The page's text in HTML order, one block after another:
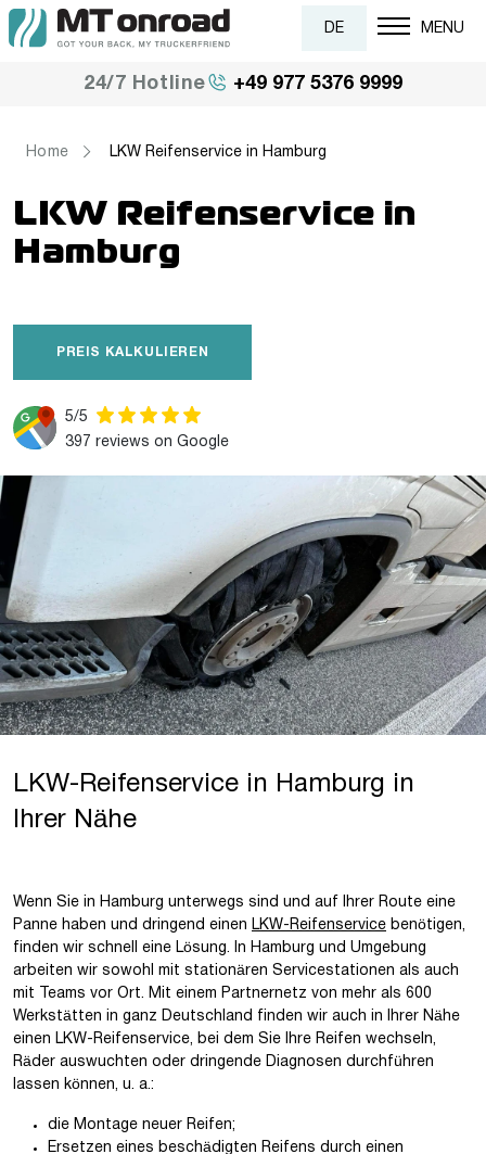
DE MENU
24/7 Hotline +49 977 5376 9999
Home LKW Reifenservice in Hamburg
LKW Reifenservice in
Hamburg
PREIS KALKULIEREN
5/5
397 reviews on Google
LKW-Reifenservice in Hamburg in
Ihrer Nähe
Wenn Sie in Hamburg unterwegs sind und auf Ihrer Route eine
Panne haben und dringend einen LKW-Reifenservice benötigen,
finden wir schnell eine Lösung. In Hamburg und Umgebung
arbeiten wir sowohl mit stationären Servicestationen als auch
mit Teams vor Ort. Mit einem Partnernetz von mehr als 600
Werkstätten in ganz Deutschland finden wir auch in Ihrer Nähe
einen LKW-Reifenservice, bei dem Sie Ihre Reifen wechseln,
Räder auswuchten oder dringende Diagnosen durchführen
lassen können, u. a.:
die Montage neuer Reifen;
Ersetzen eines beschädigten Reifens durch einen